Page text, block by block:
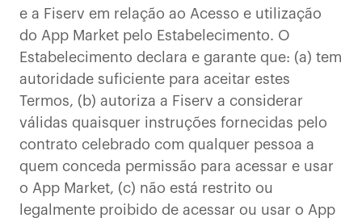
e a Fiserv em relação ao Acesso e utilização
do App Market pelo Estabelecimento. O
Estabelecimento declara e garante que: (a) tem
autoridade suficiente para aceitar estes
Termos, (b) autoriza a Fiserv a considerar
válidas quaisquer instruções fornecidas pelo
contrato celebrado com qualquer pessoa a
quem conceda permissão para acessar e usar
o App Market, (c) não está restrito ou
legalmente proibido de acessar ou usar o App